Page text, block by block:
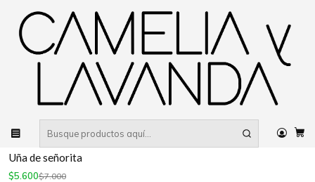
Inicio Planta Plantas Suculentas
Camelia y Lavanda
$15.000
Ver opciones
-20%OFF
16-1773 Camelia y Lavanda
Uña de señorita
$5.600$7.000